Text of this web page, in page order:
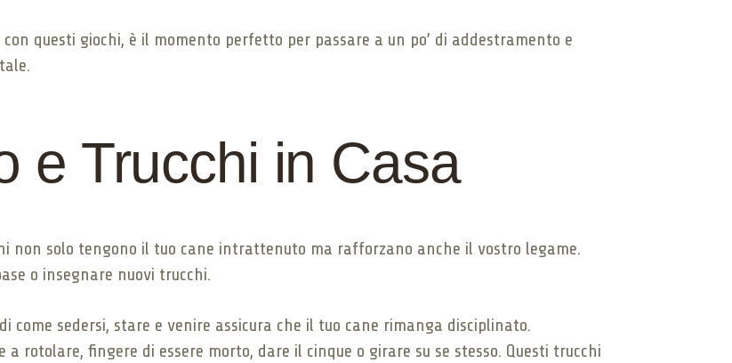
questi giochi, è il momento perfetto per passare a un po’ di addestramento e
e Trucchi in Casa
non solo tengono il tuo cane intrattenuto ma rafforzano anche il vostro legame.
o insegnare nuovi trucchi.
come sedersi, stare e venire assicura che il tuo cane rimanga disciplinato.
a rotolare, fingere di essere morto, dare il cinque o girare su se stesso. Questi trucchi